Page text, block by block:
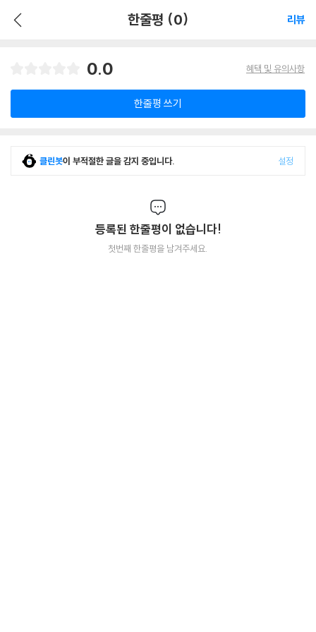
한줄평 (0) 리뷰
0.0 혜택 및 유의사항
한줄평 쓰기
클린봇이 부적절한 글을 감지 중입니다. 설정
등록된 한줄평이 없습니다!
첫번째 한줄평을 남겨주세요.